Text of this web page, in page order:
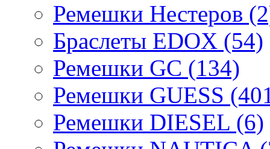
Ремешки Нестеров
Браслеты EDOX (54)
Ремешки GC (134)
Ремешки GUESS
Ремешки DIESEL (6)